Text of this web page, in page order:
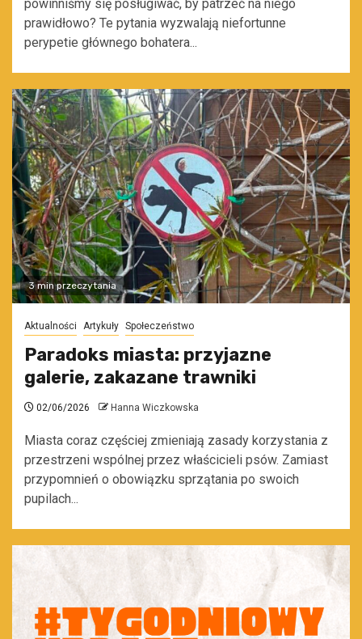
powinniśmy się posługiwać, by patrzeć na niego
prawidłowo? Te pytania wyzwalają niefortunne
perypetie głównego bohatera...
3 min przeczytania
Aktualności Artykuły Społeczeństwo
Paradoks miasta: przyjazne
galerie, zakazane trawniki
02/06/2026 Hanna Wiczkowska
Miasta coraz częściej zmieniają zasady korzystania z
przestrzeni wspólnej przez właścicieli psów. Zamiast
przypomnień o obowiązku sprzątania po swoich
pupilach...